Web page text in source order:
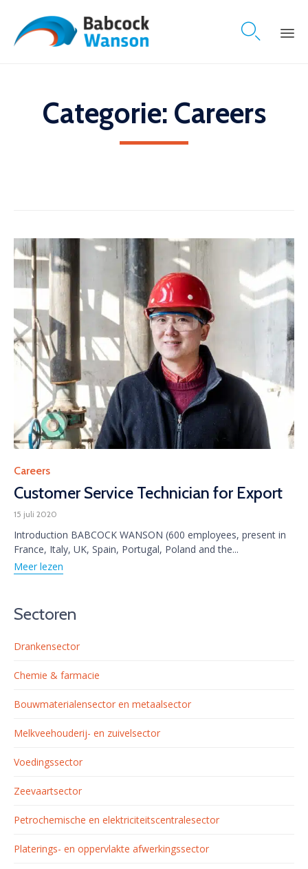

Categorie: Careers
Category
Careers
Customer Service Technician for Export
15 juli 2020
Introduction BABCOCK WANSON (600 employees, present in
France, Italy, UK, Spain, Portugal, Poland and the...
Meer lezen
Sectoren
Drankensector
Chemie & farmacie
Bouwmaterialensector en metaalsector
Melkveehouderij- en zuivelsector
Voedingssector
Zeevaartsector
Petrochemische en elektriciteitscentralesector
Platerings- en oppervlakte afwerkingssector